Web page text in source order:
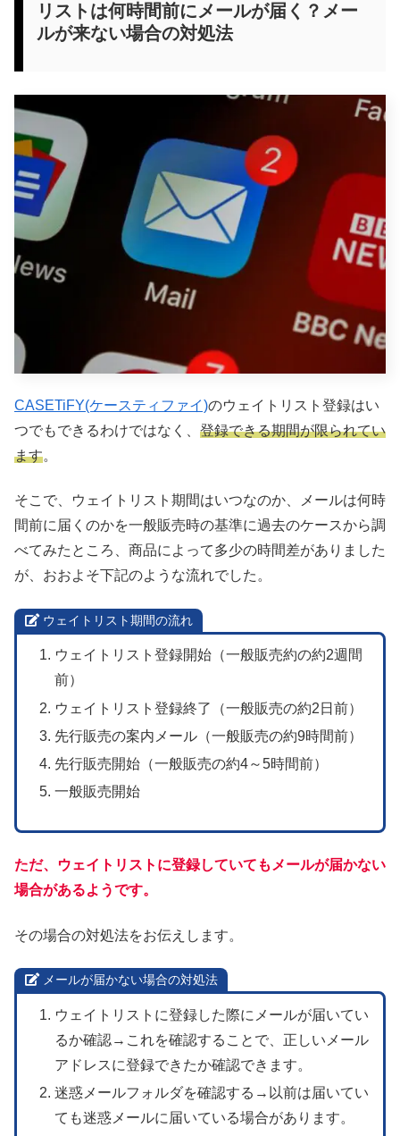
リストは何時間前にメールが届く？メー
ルが来ない場合の対処法
CASETiFY(ケースティファイ)のウェイトリスト登録はい
つでもできるわけではなく、 登録できる期間が限られてい
ます。
そこで、ウェイトリスト期間はいつなのか、メールは何時
間前に届くのかを一般販売時の基準に過去のケースから調
べてみたところ、商品によって多少の時間差がありました
が、おおよそ下記のような流れでした。
ウェイトリスト期間の流れ
ウェイトリスト登録開始（一般販売約の約2週間
前）
ウェイトリスト登録終了（一般販売の約2日前）
先行販売の案内メール（一般販売の約9時間前）
先行販売開始（一般販売の約4～5時間前）
一般販売開始
ただ、ウェイトリストに登録していてもメールが届かない
場合があるようです。
その場合の対処法をお伝えします。
メールが届かない場合の対処法
ウェイトリストに登録した際にメールが届いてい
るか確認→これを確認することで、正しいメール
アドレスに登録できたか確認できます。
迷惑メールフォルダを確認する→以前は届いてい
ても迷惑メールに届いている場合があります。